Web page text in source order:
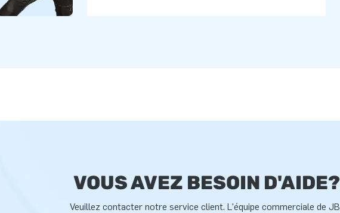
VOUS AVEZ BESOIN D'AIDE?
Veuillez contacter notre service client. L'équipe commerciale de